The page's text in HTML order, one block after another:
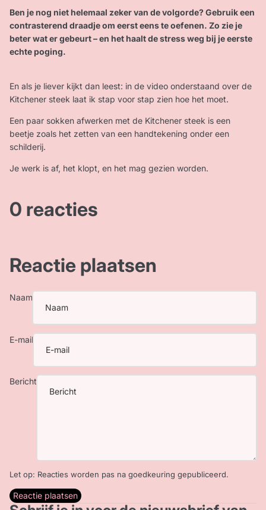
Ben je nog niet helemaal zeker van de volgorde? Gebruik een
contrasterend draadje om eerst eens te oefenen. Zo zie je
beter wat er gebeurt – en het haalt de stress weg bij je eerste
echte poging.
En als je liever kijkt dan leest: in de video onderstaand over de
Kitchener steek laat ik stap voor stap zien hoe het moet.
Een paar sokken afwerken met de Kitchener steek is een
beetje zoals het zetten van een handtekening onder een
schilderij.
Je werk is af, het klopt, en het mag gezien worden.
0 reacties
Reactie plaatsen
Naam
E-mail
Bericht
Let op: Reacties worden pas na goedkeuring gepubliceerd.
Reactie plaatsen